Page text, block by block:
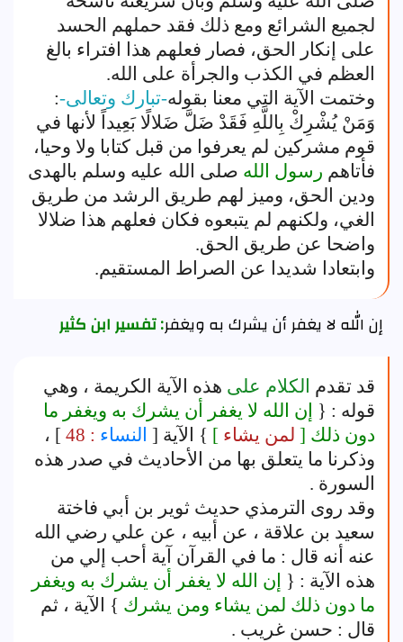
لجميع الشرائع ومع ذلك فقد حملهم الحسد
على إنكار الحق، فصار فعلهم هذا افتراء بالغ
العظم في الكذب والجرأة على الله.
وختمت الآية التي معنا بقوله-تبارك وتعالى-:
وَمَنْ يُشْرِكْ بِاللَّهِ فَقَدْ ضَلَّ ضَلالًا بَعِيداً لأنها في
قوم مشركين لم يعرفوا من قبل كتابا ولا وحيا،
فأتاهم رسول الله صلى الله عليه وسلم بالهدى
ودين الحق، وميز لهم طريق الرشد من طريق
الغي، ولكنهم لم يتبعوه فكان فعلهم هذا ضلالا
واضحا عن طريق الحق.
وابتعادا شديدا عن الصراط المستقيم.
إن الله لا يغفر أن يشرك به ويغفر: تفسير ابن كثير
قد تقدم الكلام على هذه الآية الكريمة ، وهي
قوله : { إن الله لا يغفر أن يشرك به ويغفر ما
دون ذلك [ لمن يشاء ] } الآية [ النساء : 48
] ،
وذكرنا ما يتعلق بها من الأحاديث في صدر هذه
السورة .
وقد روى الترمذي حديث ثوير بن أبي فاختة
سعيد بن علاقة ، عن أبيه ، عن علي رضي الله
عنه أنه قال : ما في القرآن آية أحب إلي من
هذه الآية : { إن الله لا يغفر أن يشرك به ويغفر
ما دون ذلك لمن يشاء ومن يشرك } الآية ، ثم
قال : حسن غريب .